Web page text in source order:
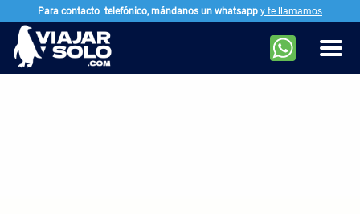
Ir al contenido principal
Para contacto telefónico, mándanos un whatsapp y te llamamos